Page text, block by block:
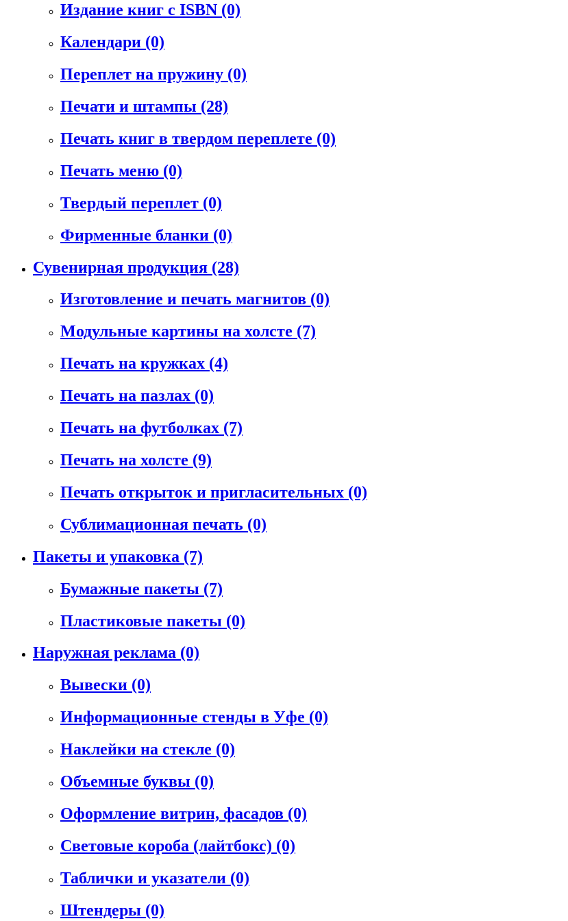
Издание книг с ISBN (0)
Календари (0)
Переплет на пружину (0)
Печати и штампы (28)
Печать книг в твердом переплете (0)
Печать меню (0)
Твердый переплет (0)
Фирменные бланки (0)
Сувенирная продукция (28)
Изготовление и печать магнитов (0)
Модульные картины на холсте (7)
Печать на кружках (4)
Печать на пазлах (0)
Печать на футболках (7)
Печать на холсте (9)
Печать открыток и пригласительных (0)
Сублимационная печать (0)
Пакеты и упаковка (7)
Бумажные пакеты (7)
Пластиковые пакеты (0)
Наружная реклама (0)
Вывески (0)
Информационные стенды в Уфе (0)
Наклейки на стекле (0)
Объемные буквы (0)
Оформление витрин, фасадов (0)
Световые короба (лайтбокс) (0)
Таблички и указатели (0)
Штендеры (0)